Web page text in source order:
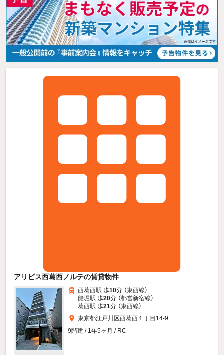
アリビス西葛西ノルテの賃貸物件
西葛西駅 歩10分 （東西線）
船堀駅 歩20分 （都営新宿線）
葛西駅 歩21分 （東西線）
東京都江戸川区西葛西１丁目14-9
9階建 / 1年5ヶ月 / RC